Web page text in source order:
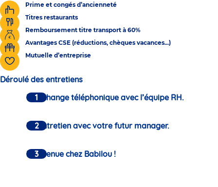
Prime et congés d’ancienneté
Titres restaurants
Remboursement titre transport à 60%
Avantages CSE (réductions, chèques vacances...)
Mutuelle d’entreprise
Déroulé des entretiens
Un échange téléphonique avec l’équipe RH.
Un entretien avec votre futur manager.
Bienvenue chez Babilou !